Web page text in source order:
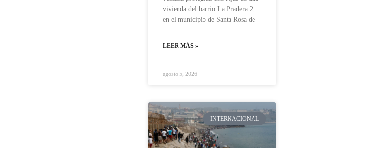
vivienda del barrio La Pradera 2,
en el municipio de Santa Rosa de
LEER MÁS »
agosto 5, 2026
INTERNACIONAL